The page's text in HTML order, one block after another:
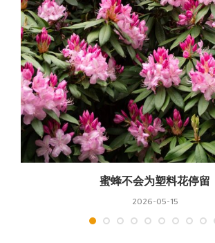
蜜蜂不会为塑料花停留
2026-05-15